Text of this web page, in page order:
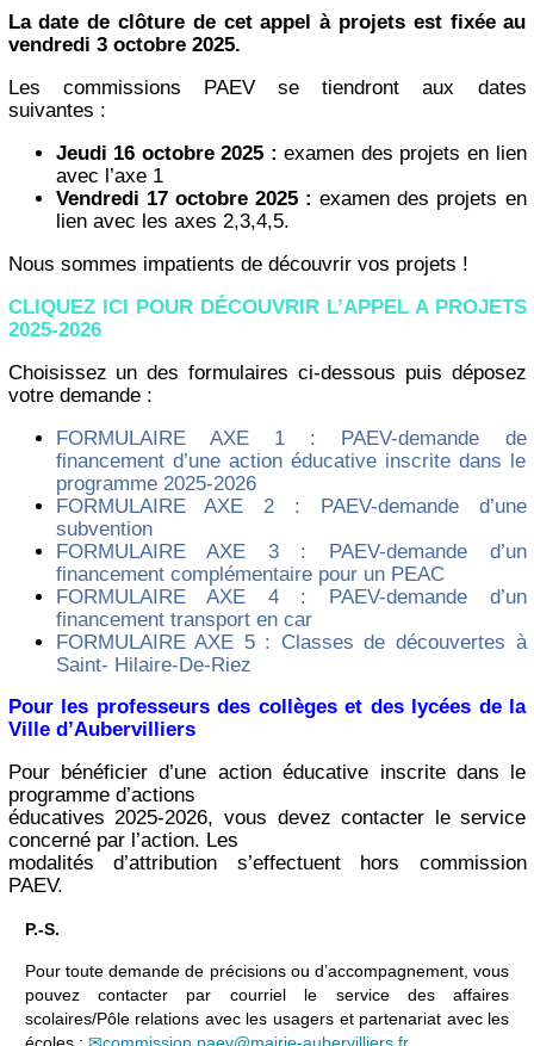
La date de clôture de cet appel à projets est fixée au
vendredi 3 octobre 2025.
Les commissions PAEV se tiendront aux dates
suivantes :
Jeudi 16 octobre 2025 : examen des projets en lien
avec l’axe 1
Vendredi 17 octobre 2025 : examen des projets en
lien avec les axes 2,3,4,5.
Nous sommes impatients de découvrir vos projets !
CLIQUEZ ICI POUR DÉCOUVRIR L’APPEL A PROJETS
2025-2026
Choisissez un des formulaires ci-dessous puis déposez
votre demande :
FORMULAIRE AXE 1 : PAEV-demande de
financement d’une action éducative inscrite dans le
programme 2025-2026
FORMULAIRE AXE 2 : PAEV-demande d’une
subvention
FORMULAIRE AXE 3 : PAEV-demande d’un
financement complémentaire pour un PEAC
FORMULAIRE AXE 4 : PAEV-demande d’un
financement transport en car
FORMULAIRE AXE 5 : Classes de découvertes à
Saint- Hilaire-De-Riez
Pour les professeurs des collèges et des lycées de la
Ville d’Aubervilliers
Pour bénéficier d’une action éducative inscrite dans le
programme d’actions
éducatives 2025-2026, vous devez contacter le service
concerné par l’action. Les
modalités d’attribution s’effectuent hors commission
PAEV.
P.-S.
Pour toute demande de précisions ou d’accompagnement, vous
pouvez contacter par courriel le service des affaires
scolaires/Pôle relations avec les usagers et partenariat avec les
écoles :
commission.paev@mairie-aubervilliers.fr